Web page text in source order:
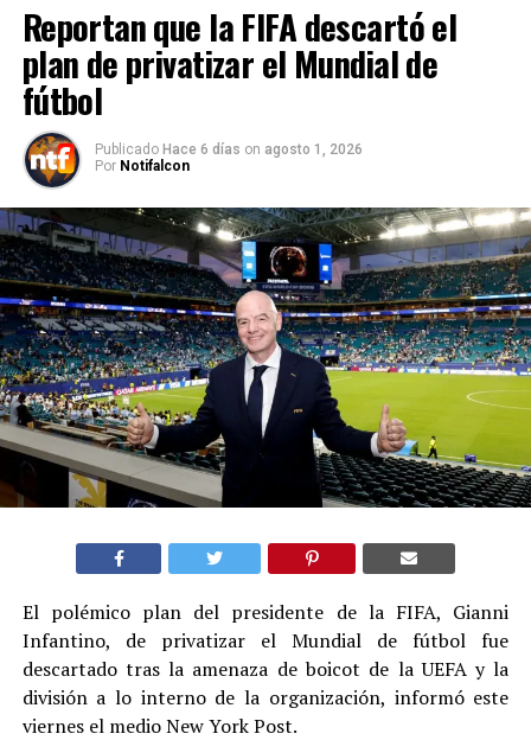
Reportan que la FIFA descartó el
plan de privatizar el Mundial de
fútbol
Publicado Hace 6 días on agosto 1, 2026
Por Notifalcon
El polémico plan del presidente de la FIFA, Gianni
Infantino, de privatizar el Mundial de fútbol fue
descartado tras la amenaza de boicot de la UEFA y la
división a lo interno de la organización, informó este
viernes el medio New York Post.